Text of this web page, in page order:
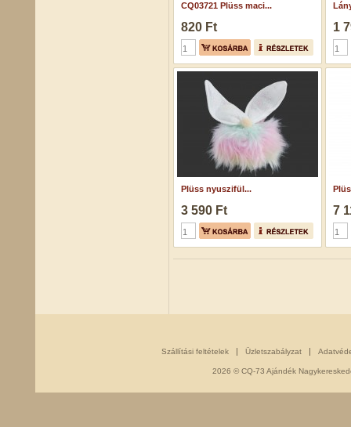
CQ03721 Plüss maci...
820 Ft 1
Plüss nyuszifül...
3 590 Ft 7
Szállítási feltételek Üzletszabályzat
2026 © CQ-73 Ajándék